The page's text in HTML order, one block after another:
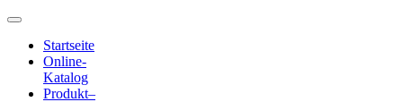
Hauptmenü
Hauptmenü
Startseite
Online-
Katalog
Produkt–